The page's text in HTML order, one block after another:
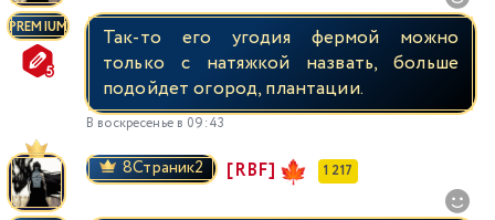
PREMIUM
Так-то его угодия фермой можно
только с натяжкой назвать, больше
подойдет огород, плантации.
В воскресенье в 09:43
8Страник2 [RBF] 1 217